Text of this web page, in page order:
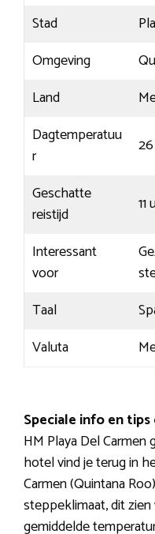
Stad
Omgeving
Land
Dagtemperatuu
r
Geschatte
reistijd
11
Interessant
voor
Taal
Valuta
Speciale info en
HM Playa Del
hotel vind je terug in
Carmen (Quintana
steppeklimaat, dit
gemiddelde